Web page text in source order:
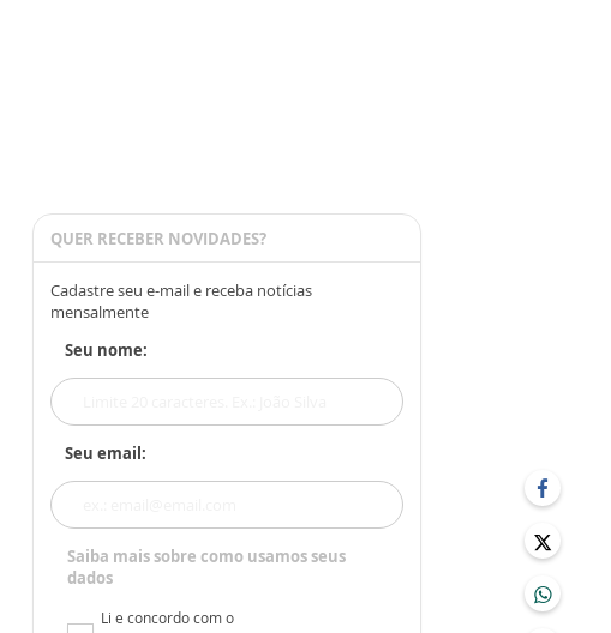
QUER RECEBER NOVIDADES?
Cadastre seu e-mail e receba notícias
mensalmente
Seu nome:
Seu email:
Saiba mais sobre como usamos seus
dados
Li e concordo com o